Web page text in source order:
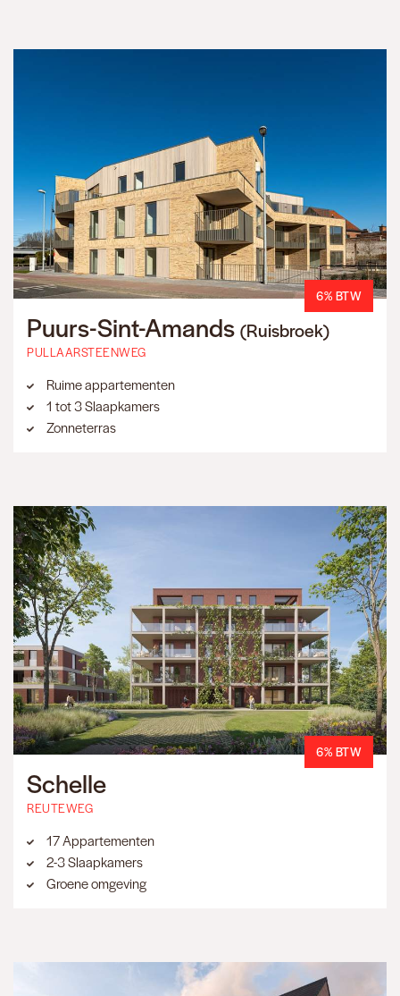
6% BTW
Puurs-Sint-Amands (Ruisbroek)
PULLAARSTEENWEG
Ruime appartementen
1 tot 3 Slaapkamers
Zonneterras
6% BTW
Schelle
REUTEWEG
17 Appartementen
2-3 Slaapkamers
Groene omgeving